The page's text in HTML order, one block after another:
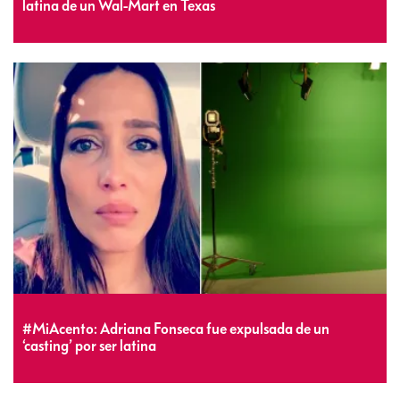
latina de un Wal-Mart en Texas
#MiAcento: Adriana Fonseca fue expulsada de un
‘casting’ por ser latina